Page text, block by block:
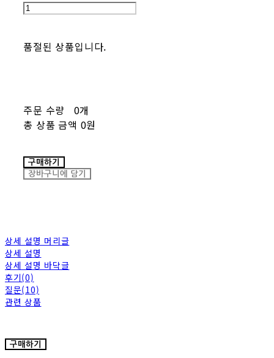
품절된 상품입니다.
주문 수량
0개
총 상품 금액 0원
구매하기
장바구니에 담기
상세 설명 머리글
상세 설명
상세 설명 바닥글
후기(0)
질문(10)
관련 상품
구매하기